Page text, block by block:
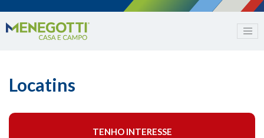
Locatins
TENHO INTERESSE